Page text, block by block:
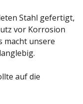
Stahl gefertigt,
vor Korrosion
macht unsere
auf die